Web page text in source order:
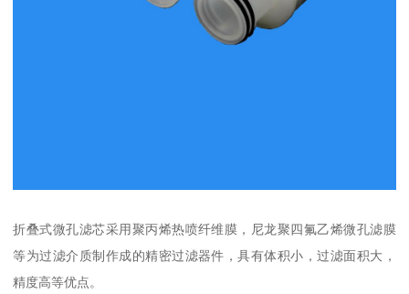
折叠式微孔滤芯采用聚丙烯热喷纤维膜，尼龙聚四氟乙烯微孔滤膜
等为过滤介质制作成的精密过滤器件，具有体积小，过滤面积大，
精度高等优点。